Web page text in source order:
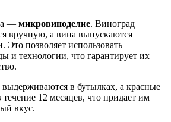
— микровиноделие. Виноград
вручную, а вина выпускаются
позволяет использовать
и технологии, что гарантирует их
в бутылках, а красные
12 месяцев, что придает им
вкус.